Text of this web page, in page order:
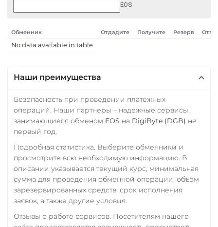
SOL
ARB
AVAXC
ERC20 TRC20
TRUMP
Uniswap (UNI)
ERC20
USD Coin (USDC)
ERC20 BEP20
SOL
VeChain (VET)
EOS
Обменник Отдадите Получите Резерв
No data available in table
Наши преимущества
Безопасность при проведении платежных
операций. Наши партнеры – надежные сервисы,
занимающиеся обменом EOS на DigiByte (DGB) не
первый год.
Подробная статистика. Выберите обменники и
просмотрите всю необходимую информацию. В
описании указывается текущий курс, минимальная
сумма для проведения обменной операции, объем
зарезервированных средств, срок исполнения
заявок, а также другие условия.
Отзывы о работе сервисов. Посетителям нашего